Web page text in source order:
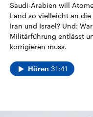
Saudi-Arabien will
Land so vielleicht an
Iran und Israel? Und:
Militärführung entlässt
korrigieren muss.
Hören 31:41